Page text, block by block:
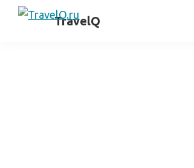
Skip
Skip
TravelQ
самостоятельные